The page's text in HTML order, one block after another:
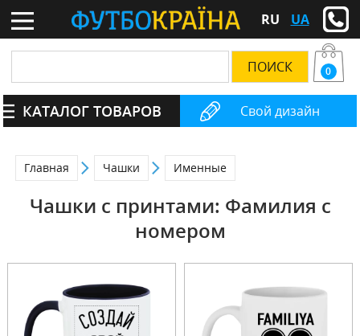
RU UA
Свой дизайн
0
КАТАЛОГ ТОВАРОВ
Главная Чашки Именные
Чашки с принтами: Фамилия с
номером